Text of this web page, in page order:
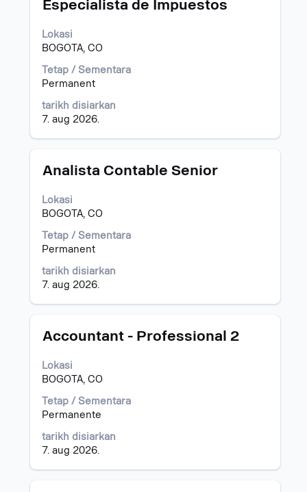
kekunci
Especialista de Impuestos
Lokasi
BOGOTA, CO
Tetap / Sementara
Permanent
tarikh disiarkan
7. aug 2026.
dengan
bar
ruang
melihat
kandungan
bagi
maklumat
kerja.
Jawatan
Analista Contable Senior
Lokasi
BOGOTA, CO
Tetap / Sementara
Permanent
tarikh disiarkan
7. aug 2026.
Pilih
bar
ruang
melihat
kandungan
bagi
maklumat
kerja.
Jawatan
Accountant - Professional 2
Lokasi
BOGOTA, CO
Tetap / Sementara
Permanente
tarikh disiarkan
7. aug 2026.
Pilih
bar
ruang
melihat
kandungan
bagi
maklumat
kerja.